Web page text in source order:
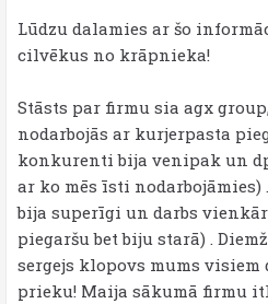
Lūdzu dalamies ar šo
cilvēkus no krāpnieka!
Stāsts par firmu sia agx
nodarbojās ar kurjerpasta
konkurenti bija venipak un
ar ko mēs īsti
bija superīgi un darbs
piegaršu bet biju starā) .
sergejs klopovs mums
prieku! Maija sākumā firmu